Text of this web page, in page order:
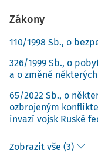
Zákony
110/1998 Sb., o
326/1999 Sb., o
a o změně
65/2022 Sb., o
ozbrojeným
invazí vojsk Ruské
Zobrazit vše (3)